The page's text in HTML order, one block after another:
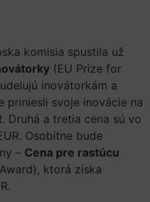
komisia spustila už
(EU Prize for
inovátorkám a
priniesli svoje inovácie na
Druhá a tretia cena sú vo
Osobitne bude
– Cena pre rastúcu
ktorá získa